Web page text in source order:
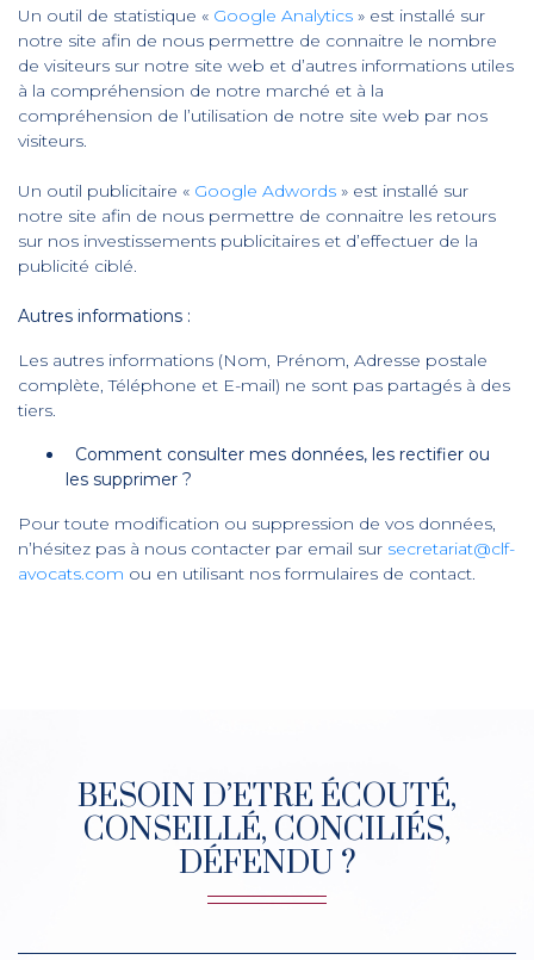
Un outil de statistique « Google Analytics » est installé sur
notre site afin de nous permettre de connaitre le nombre
de visiteurs sur notre site web et d’autres informations utiles
à la compréhension de notre marché et à la
compréhension de l’utilisation de notre site web par nos
visiteurs.
Un outil publicitaire « Google Adwords » est installé sur
notre site afin de nous permettre de connaitre les retours
sur nos investissements publicitaires et d’effectuer de la
publicité ciblé.
Autres informations :
Les autres informations (Nom, Prénom, Adresse postale
complète, Téléphone et E-mail) ne sont pas partagés à des
tiers.
Comment consulter mes données, les rectifier ou
les supprimer ?
Pour toute modification ou suppression de vos données,
n’hésitez pas à nous contacter par email sur secretariat@clf-
avocats.com ou en utilisant nos formulaires de contact.
BESOIN D’ETRE ÉCOUTÉ,
CONSEILLÉ, CONCILIÉS,
DÉFENDU ?